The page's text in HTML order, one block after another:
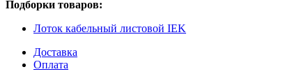
Подборки товаров:
Лоток кабельный листовой IEK
Доставка
Оплата